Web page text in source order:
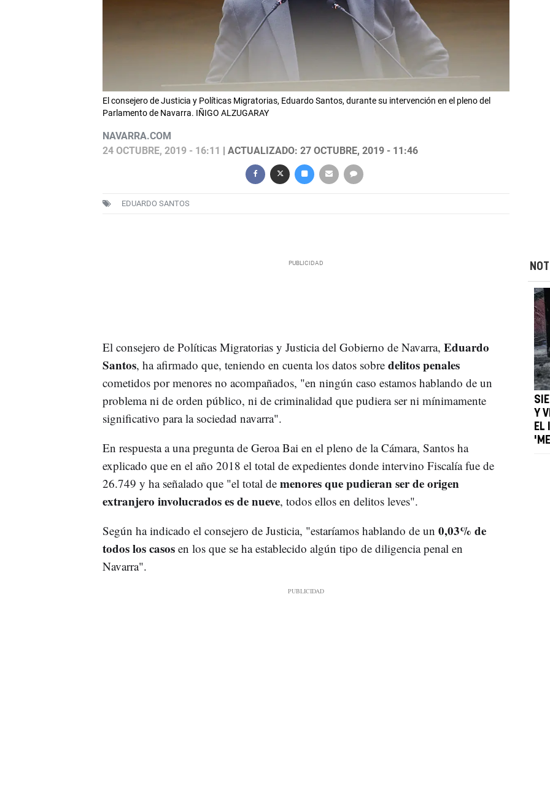
El consejero de Justicia y Políticas Migratorias, Eduardo Santos, durante su intervención en el pleno del
Parlamento de Navarra. IÑIGO ALZUGARAY
NAVARRA.COM
24 OCTUBRE, 2019 - 16:11 | ACTUALIZADO: 27 OCTUBRE, 2019 - 11:46
EDUARDO SANTOS
El consejero de Políticas Migratorias y Justicia del Gobierno de Navarra, Eduardo
Santos, ha afirmado que, teniendo en cuenta los datos sobre delitos penales
cometidos por menores no acompañados, "en ningún caso estamos hablando de un
problema ni de orden público, ni de criminalidad que pudiera ser ni mínimamente
significativo para la sociedad navarra".
En respuesta a una pregunta de Geroa Bai en el pleno de la Cámara, Santos ha
explicado que en el año 2018 el total de expedientes donde intervino Fiscalía fue de
26.749 y ha señalado que "el total de menores que pudieran ser de origen
extranjero involucrados es de nueve, todos ellos en delitos leves".
Según ha indicado el consejero de Justicia, "estaríamos hablando de un 0,03% de
todos los casosen los que se ha establecido algún tipo de diligencia penal en
Navarra".
Y
EL